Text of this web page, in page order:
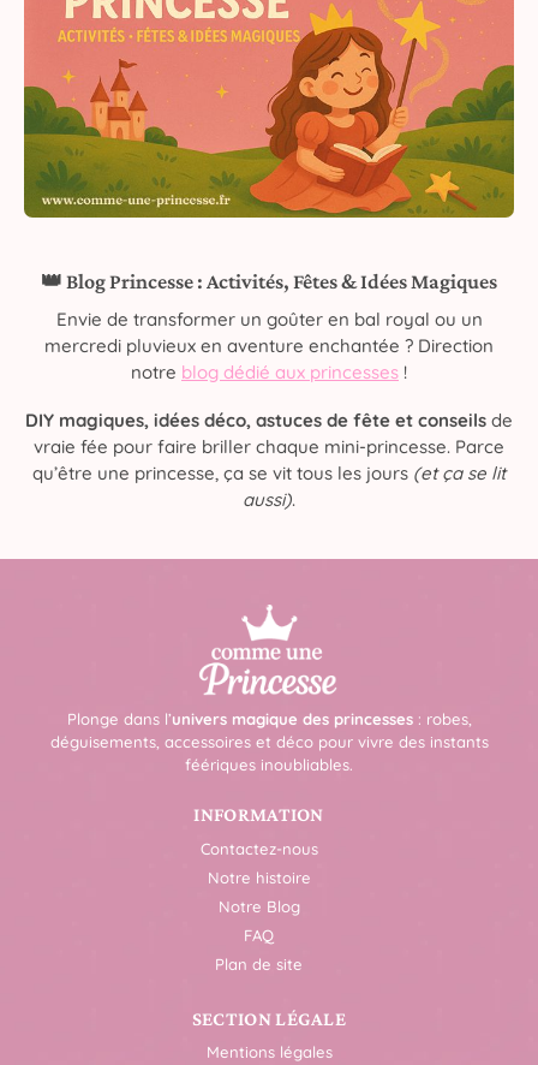
👑 Blog Princesse : Activités, Fêtes & Idées Magiques
Envie de transformer un goûter en bal royal ou un
mercredi pluvieux en aventure enchantée ? Direction
notre blog dédié aux princesses !
DIY magiques, idées déco, astuces de fête et conseils de
vraie fée pour faire briller chaque mini-princesse. Parce
qu’être une princesse, ça se vit tous les jours (et ça se lit
aussi).
Plonge dans l’univers magique des princesses: robes,
déguisements, accessoires et déco pour vivre des instants
féériques inoubliables.
INFORMATION
Contactez-nous
Notre histoire
Notre Blog
FAQ
Plan de site
SECTION LÉGALE
Mentions légales